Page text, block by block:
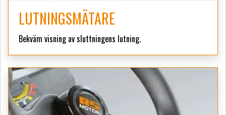
LUTNINGSMÄTARE
Bekväm visning av sluttningens lutning.